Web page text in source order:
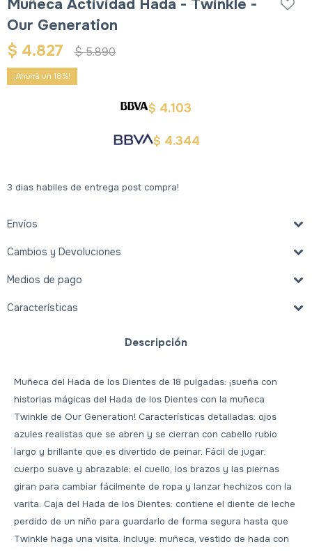
Muñeca Actividad Hada - Twinkle -
Our Generation
$ 4.827 $ 5.890
18
$ 4.103
$ 4.344
3 dias habiles de entrega post compra!
Envíos
Cambios y Devoluciones
Medios de pago
Características
Descripción
Muñeca del Hada de los Dientes de 18 pulgadas: ¡sueña con
historias mágicas del Hada de los Dientes con la muñeca
Twinkle de Our Generation! Características detalladas: ojos
azules realistas que se abren y se cierran con cabello rubio
largo y brillante que es divertido de peinar. Fácil de jugar:
cuerpo suave y abrazable; el cuello, los brazos y las piernas
giran para cambiar fácilmente de ropa y lanzar hechizos con la
varita. Caja del Hada de los Dientes: contiene el diente de leche
perdido de un niño para guardarlo de forma segura hasta que
Twinkle haga una visita. Incluye: muñeca, vestido de hada con